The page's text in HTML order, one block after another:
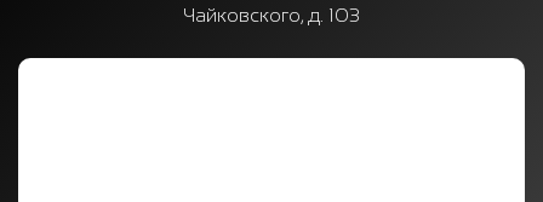
Чайковского, д. 103